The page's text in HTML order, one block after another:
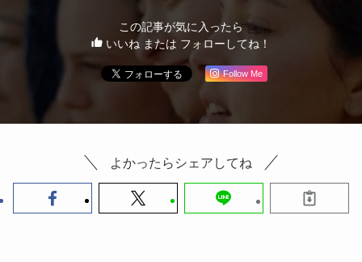
この記事が気に入ったら
いいね または フォローしてね！
Follow Me
よかったらシェアしてね